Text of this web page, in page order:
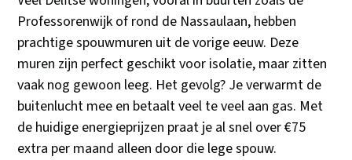
Professorenwijk of rond de Nassaulaan, hebben
prachtige spouwmuren uit de vorige eeuw. Deze
muren zijn perfect geschikt voor isolatie, maar zitten
vaak nog gewoon leeg. Het gevolg? Je verwarmt de
buitenlucht mee en betaalt veel te veel aan gas. Met
de huidige energieprijzen praat je al snel over €75
extra per maand alleen door die lege spouw.